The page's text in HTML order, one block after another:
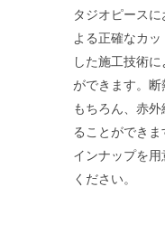
タジオピース
よる正確なカ
した施工技術
ができます。
もちろん、赤
ることができ
インナップを
ください。